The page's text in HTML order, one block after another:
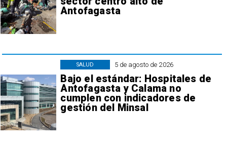
Antofagasta
5 de agosto de 2026
Bajo el estándar: Hospitales de
Antofagasta y Calama no
cumplen con indicadores de
gestión del Minsal
SALUD